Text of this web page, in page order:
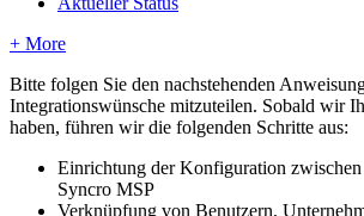
+ More
Bitte folgen Sie den nachstehenden
Integrationswünsche mitzuteilen. Sobald wir
haben, führen wir die folgenden Schritte aus:
Einrichtung der Konfiguration zwischen
Syncro MSP
Verknüpfung von Benutzern,